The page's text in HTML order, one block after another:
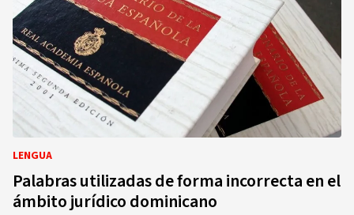
LENGUA
Palabras utilizadas de forma incorrecta en el
ámbito jurídico dominicano